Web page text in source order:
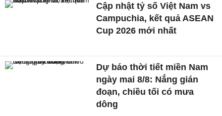
Cập nhật tỷ số Việt Nam vs
Campuchia, kết quả ASEAN
Cup 2026 mới nhất
Dự báo thời tiết miền Nam
ngày mai 8/8: Nắng gián
đoạn, chiều tối có mưa
dông